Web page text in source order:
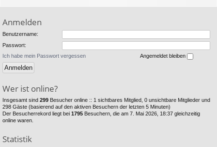
Anmelden
Benutzername:
Passwort:
Ich habe mein Passwort vergessen
Angemeldet bleiben
Wer ist online?
Insgesamt sind 299 Besucher online :: 1 sichtbares Mitglied, 0 unsichtbare Mitglieder und
298 Gäste (basierend auf den aktiven Besuchern der letzten 5 Minuten)
Der Besucherrekord liegt bei 1795 Besuchern, die am 7. Mai 2026, 18:37 gleichzeitig
online waren.
Statistik